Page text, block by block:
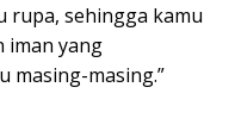
rupa, sehingga kamu
iman yang
masing-masing.”